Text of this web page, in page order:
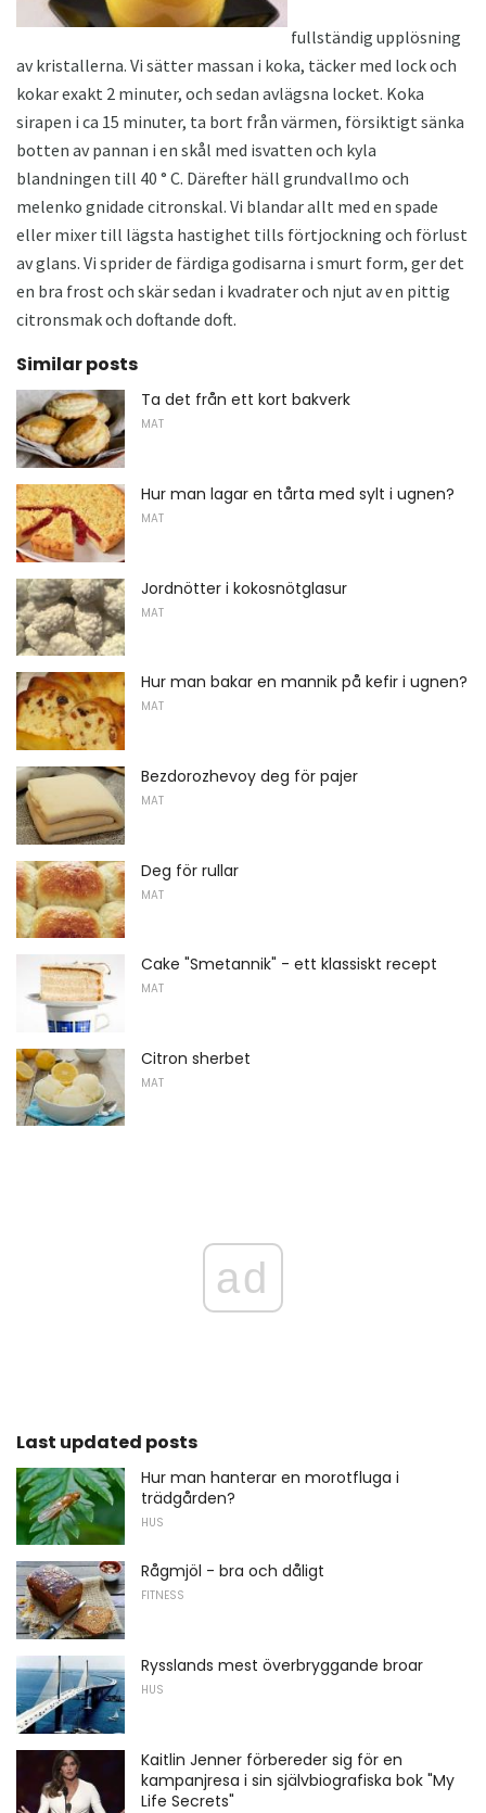
fullständig upplösning
av kristallerna. Vi sätter massan i koka, täcker med lock och
kokar exakt 2 minuter, och sedan avlägsna locket. Koka
sirapen i ca 15 minuter, ta bort från värmen, försiktigt sänka
botten av pannan i en skål med isvatten och kyla
blandningen till 40 ° C. Därefter häll grundvallmo och
melenko gnidade citronskal. Vi blandar allt med en spade
eller mixer till lägsta hastighet tills förtjockning och förlust
av glans. Vi sprider de färdiga godisarna i smurt form, ger det
en bra frost och skär sedan i kvadrater och njut av en pittig
citronsmak och doftande doft.
Similar posts
Ta det från ett kort bakverk
MAT
Hur man lagar en tårta med sylt i ugnen?
MAT
Jordnötter i kokosnötglasur
MAT
Hur man bakar en mannik på kefir i ugnen?
MAT
Bezdorozhevoy deg för pajer
MAT
Deg för rullar
MAT
Cake "Smetannik" - ett klassiskt recept
MAT
Citron sherbet
MAT
ad
Last updated posts
Hur man hanterar en morotfluga i
trädgården?
HUS
Rågmjöl - bra och dåligt
FITNESS
Rysslands mest överbryggande broar
HUS
Kaitlin Jenner förbereder sig för en
kampanjresa i sin självbiografiska bok "My
Life Secrets"